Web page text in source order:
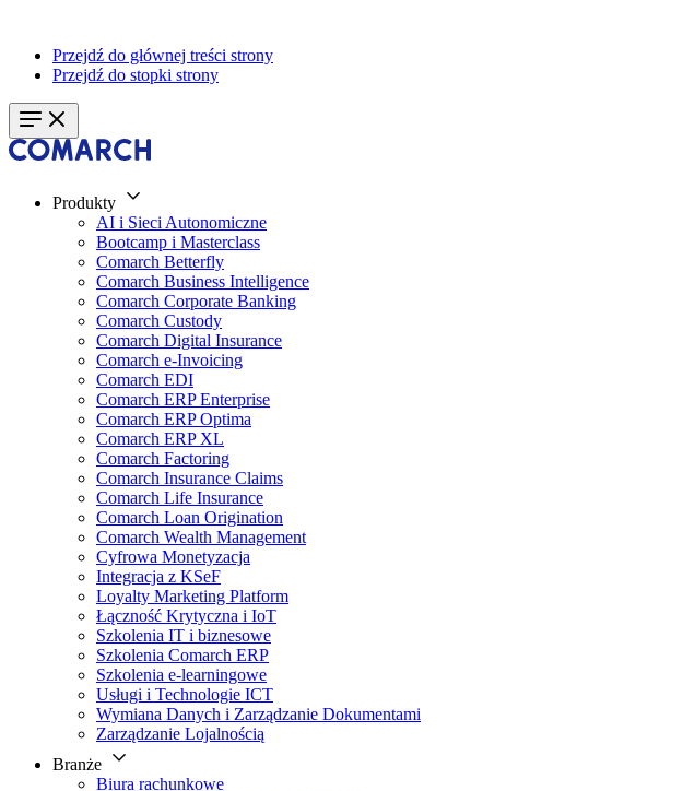
Przejdź do głównej treści strony
Przejdź do stopki strony
Produkty
AI i Sieci Autonomiczne
Bootcamp i Masterclass
Comarch Betterfly
Comarch Business Intelligence
Comarch Corporate Banking
Comarch Custody
Comarch Digital Insurance
Comarch e-Invoicing
Comarch EDI
Comarch ERP Enterprise
Comarch ERP Optima
Comarch ERP XL
Comarch Factoring
Comarch Insurance Claims
Comarch Life Insurance
Comarch Loan Origination
Comarch Wealth Management
Cyfrowa Monetyzacja
Integracja z KSeF
Loyalty Marketing Platform
Łączność Krytyczna i IoT
Szkolenia IT i biznesowe
Szkolenia Comarch ERP
Szkolenia e-learningowe
Usługi i Technologie ICT
Wymiana Danych i Zarządzanie Dokumentami
Zarządzanie Lojalnością
Branże
Biura rachunkowe